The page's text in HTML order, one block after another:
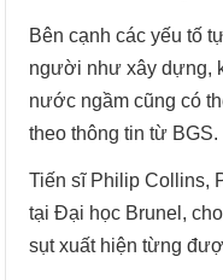
Bên cạnh các yếu tố
người như xây dựng,
nước ngầm cũng có
theo thông tin từ BGS.
Tiến sĩ Philip Collins,
tại Đại học Brunel,
sụt xuất hiện từng